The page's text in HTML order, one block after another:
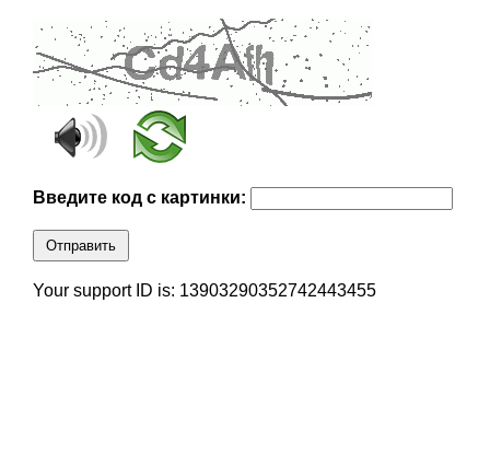
Введите код с картинки:
Отправить
Your support ID is: 13903290352742443455